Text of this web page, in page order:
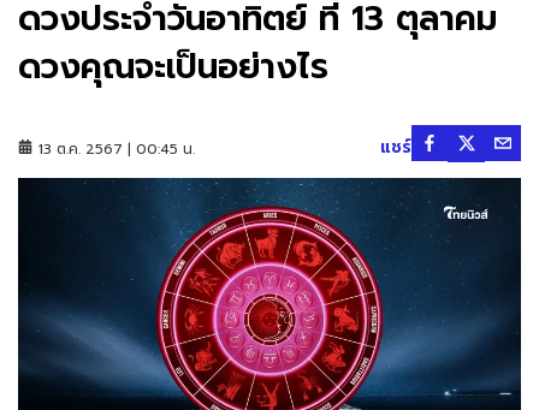
ดวงประจำวันอาทิตย์ ที่ 13 ตุลาคม
ดวงคุณจะเป็นอย่างไร
13 ต.ค. 2567 | 00:45 น. แชร์